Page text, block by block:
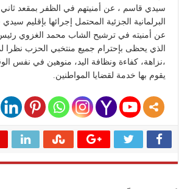
سيدي قاسم ، عن أمنيتهم في الظفر بمقعد ثاني
البرلمانية الجزئية المحتمل إجرائها بإقليم
عن أمنيته في ترشيح الشاب محمد الغزوي
الذي يحظى بإحترام جميع منتخبي الحزب نظرا
،نزاهة، كفاءة ونظافة اليد، منوهين في نفس
يقوم بها خدمة لقضايا المواطنين.